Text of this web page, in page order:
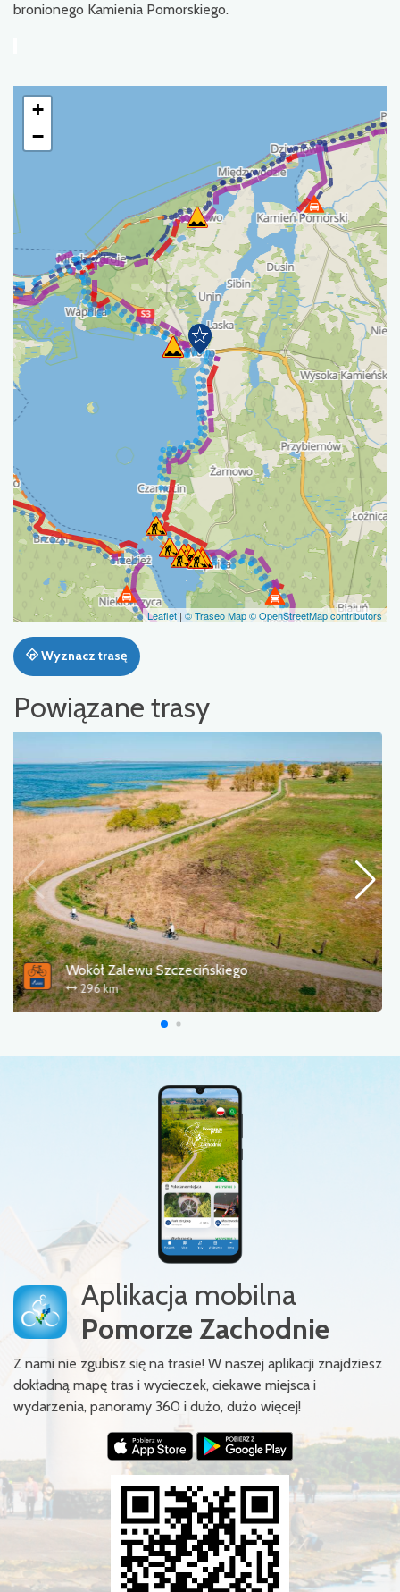
bronionego Kamienia Pomorskiego.
+
−
Leaflet | © Traseo Map© OpenStreetMap contributors
Wyznacz trasę
Powiązane trasy
Wokół Zalewu Szczecińskiego
296 km
Aplikacja mobilna
Pomorze Zachodnie
Z nami nie zgubisz się na trasie! W naszej aplikacji znajdziesz
dokładną mapę tras i wycieczek, ciekawe miejsca i
wydarzenia, panoramy 360 i dużo, dużo więcej!